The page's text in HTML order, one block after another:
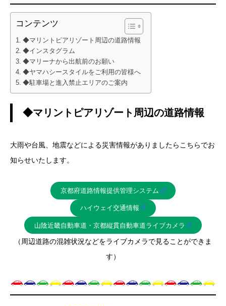
コンテンツ
◆マリントピアリゾート周辺の道路情報
◆インスタグラム
◆マリーナから出航前のお願い
◆ヤマハシースタイルをご利用の皆様へ
◆駐車場と進入禁止エリアのご案内
◆マリントピアリゾート周辺の道路情報
大雨や台風、地震などによる災害情報がありましたらこちらでお
知らせいたします。
京都府道路情報提供管理システム
ハイウェイ交通情報
山陰近畿自動車道・京都縦貫自動車道ライブカメラ
（周辺道路の混雑状況などをライブカメラで見ることができま
す）